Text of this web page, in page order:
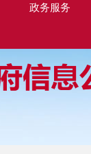
政务服务